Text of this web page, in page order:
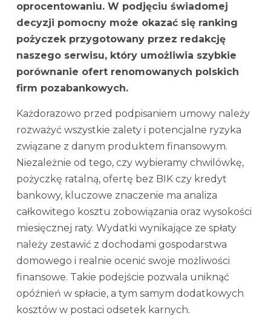
oprocentowaniu. W podjęciu świadomej
decyzji pomocny może okazać się ranking
pożyczek przygotowany przez redakcję
naszego serwisu, który umożliwia szybkie
porównanie ofert renomowanych polskich
firm pozabankowych.
Każdorazowo przed podpisaniem umowy należy
rozważyć wszystkie zalety i potencjalne ryzyka
związane z danym produktem finansowym.
Niezależnie od tego, czy wybieramy chwilówkę,
pożyczkę ratalną, ofertę bez BIK czy kredyt
bankowy, kluczowe znaczenie ma analiza
całkowitego kosztu zobowiązania oraz wysokości
miesięcznej raty. Wydatki wynikające ze spłaty
należy zestawić z dochodami gospodarstwa
domowego i realnie ocenić swoje możliwości
finansowe. Takie podejście pozwala uniknąć
opóźnień w spłacie, a tym samym dodatkowych
kosztów w postaci odsetek karnych.